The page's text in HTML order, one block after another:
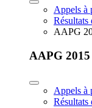
Appels à
AAPG
AAPG 2015
Appels à